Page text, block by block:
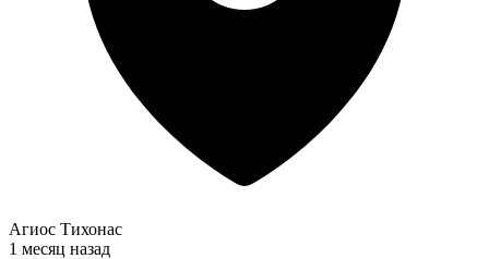
Агиос Тихонас
1 месяц назад